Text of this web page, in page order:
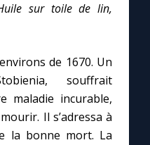
sur toile de lin,
de 1670. Un
souffrait
maladie incurable,
Il s’adressa à
la bonne mort. La